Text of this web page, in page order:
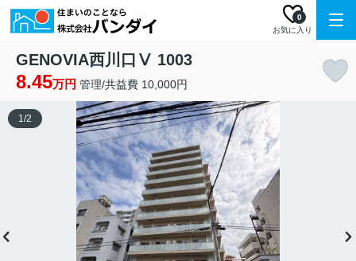
お気に入り
0
GENOVIA西川口Ⅴ 1003
8.45万円 管理/共益費 10,000円
1/2